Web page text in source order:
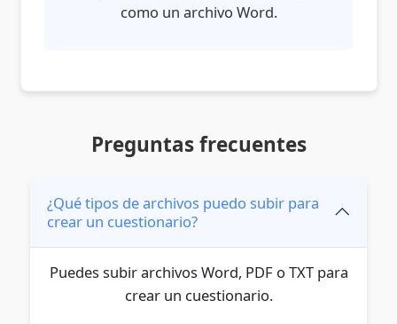
como un archivo Word.
Preguntas frecuentes
¿Qué tipos de archivos puedo subir para
crear un cuestionario?
Puedes subir archivos Word, PDF o TXT para
crear un cuestionario.